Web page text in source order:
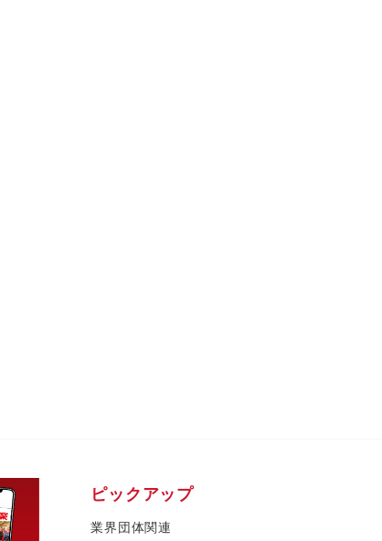
ピックアップ
業界団体関連